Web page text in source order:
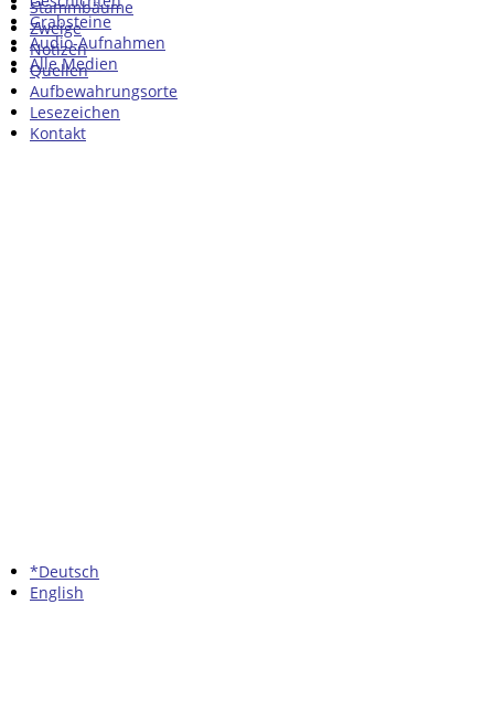
Grabsteine
Audio-Aufnahmen
Alle Medien
Stammbäume
Zweige
Notizen
Quellen
Aufbewahrungsorte
Lesezeichen
Kontakt
*Deutsch
English